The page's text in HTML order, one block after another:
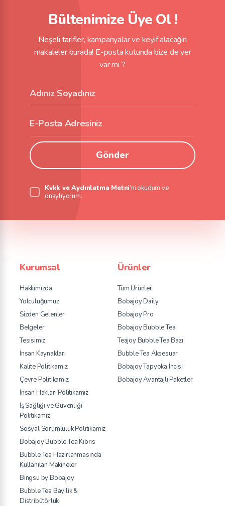
Bültenimize Üye Ol !
Neşeli tarifler, kampanyalar ve keyif alacağın
makaleler burada! E-posta kutunda bize de yer
var mı ?
Gönder
Kvkk ve Aydınlatma Metni'ni okudum ve
onaylıyorum.
Kurumsal
Hakkımızda
Yolculuğumuz
Sizden Gelenler
Belgeler
Tesisimiz
İnsan Kaynakları
Kalite Politikamız
Çevre Politikamız
İnsan Hakları Politikamız
İş Sağlığı ve Güvenliği
Politikamız
Sosyal Sorumluluk Politikamız
Bobajoy Bubble Tea Kıbrıs
Bubble Tea Hazırlanmasında
Kullanılan Makineler
Bingsu by Bobajoy
Bubble Tea Bayilik &
Distribütörlük
Ürünler
Tüm Ürünler
Bobajoy Daily
Bobajoy Pro
Bobajoy Bubble Tea
Teajoy Bubble Tea Bazı
Bubble Tea Aksesuar
Bobajoy Tapyoka İncisi
Bobajoy Avantajlı Paketler